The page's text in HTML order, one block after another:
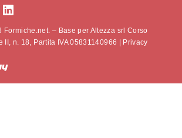
– Base per Altezza srl Corso
II, n. 18, Partita IVA 05831140966 |
Privacy